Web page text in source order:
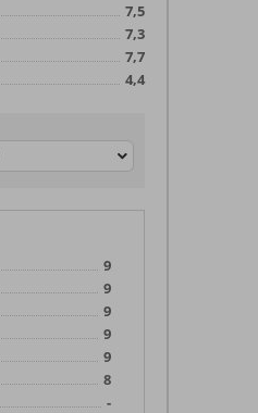
7,5
7,3
7,7
4,4
9
9
9
9
9
8
-